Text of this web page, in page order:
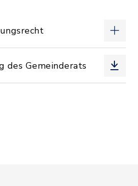
des Gemeinderats